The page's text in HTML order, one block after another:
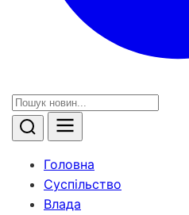
Головна
Суспільство
Влада